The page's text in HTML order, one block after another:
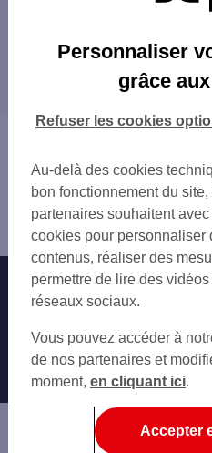
Les distributeurs/
départements limitrophes
37 INDRE-ET-LOIRE
53 MAYENNE
72 SARTHE
79 DEUX-SÈVRES
85 VENDÉE
86 VIENNE
Maine-et-Loire
Nos engagements
Autres
Personnaliser
grâce
Au-delà des cookies
bon fonctionnement du
partenaires souhaitent
cookies pour personnaliser
contenus, réaliser des
permettre de lire des
réseaux sociaux.
Vous pouvez accéder à
de nos partenaires et
moment, en cliquant ici.
Refuser les cookies
Accepter